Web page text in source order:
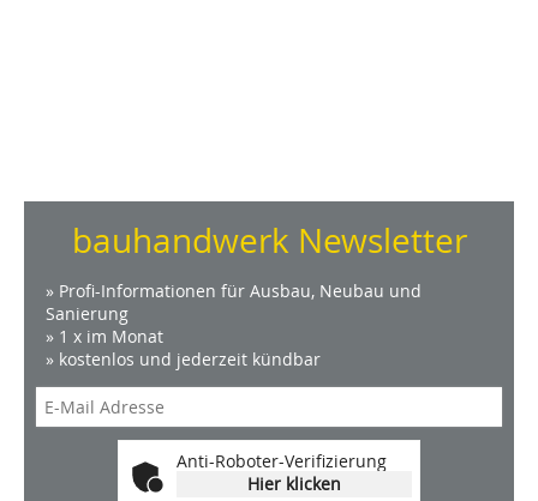
bauhandwerk Newsletter
» Profi-Informationen für Ausbau, Neubau und
Sanierung
» 1 x im Monat
» kostenlos und jederzeit kündbar
Anti-Roboter-Verifizierung
Hier klicken